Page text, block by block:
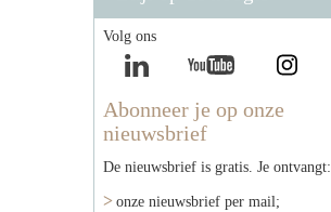
Volg ons
Abonneer je op onze
nieuwsbrief
De nieuwsbrief is gratis. Je ontvangt:
onze nieuwsbrief per mail;